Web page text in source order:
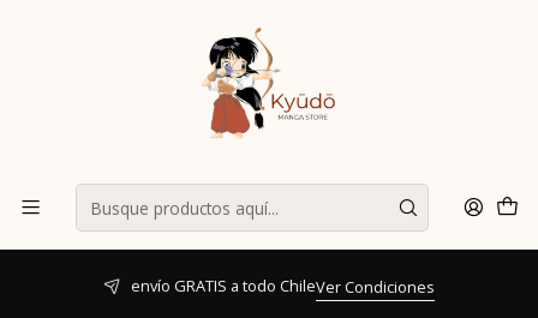
envío GRATIS a todo ChileVer Condiciones